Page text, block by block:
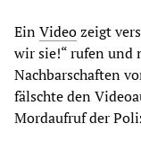
EinVideozeigt
wir sie!“ rufen
Nachbarschaften
fälschte den
Mordaufruf der